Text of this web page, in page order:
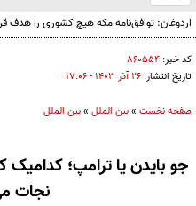
و
کد خبر: ۸۶۰۵۵۴
تاریخ انتشار: ۲۶ آذر ۱۴۰۳ - ۱۷:۰۶
صفحه نخست »بین الملل »بین الملل
جو بایدن یا ترامپ؛ کدامیک
نجات